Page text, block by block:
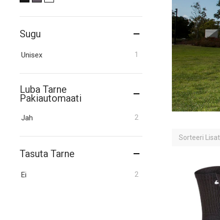
Sorteeri
Sugu
Unisex 1
Luba Tarne
Pakiautomaati
Jah 2
Tasuta Tarne
Ei 2